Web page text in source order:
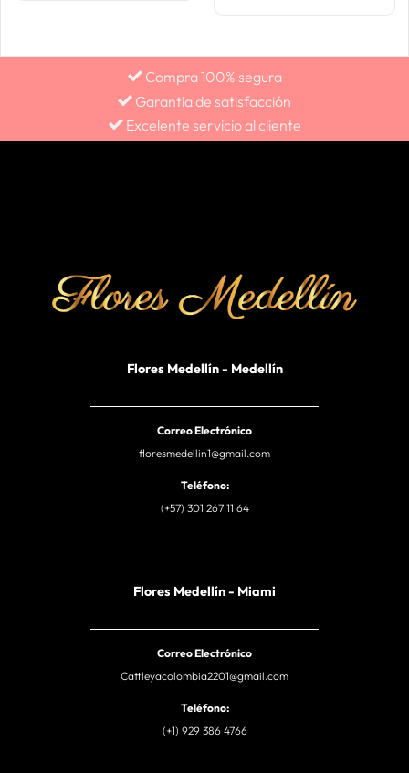
Compra 100% segura
Garantía de satisfacción
Excelente servicio al cliente
Flores Medellín - Medellín
Correo Electrónico
floresmedellin1@gmail.com
Teléfono:
(+57) 301 267 11 64
Flores Medellín - Miami
Correo Electrónico
Cattleyacolombia2201@gmail.com
Teléfono:
(+1) 929 386 4766